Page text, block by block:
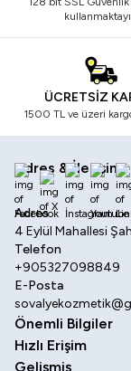
ÜCRETSİZ
1500 TL ve üzeri
Adres & İletişim
Adres
4 Eylül Mahallesi
Telefon
+905327098849
E-Posta
Facebook
X İnstagram
Önemli Bilgiler
Hızlı Erişim
Gelişmiş